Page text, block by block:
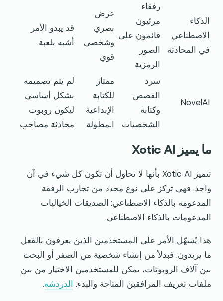
الذكاء
الاصطناعي
في المحادثة
رفقاء
مرئيون
قائمون على
الصور
الرمزية
عرض
بصري
وشخصي
قوي
قد يبدو الأمر
أشبه بلعبة.
NovelAI
سرد
القصص
وكتابة
الشخصيات
ممتاز
للكتابة
الإبداعية
المطولة
لم يتم تصميمه
بشكل أساسي
ليكون روبوت
محادثة مصاحب
ما يميز Xotic AI
تتميز Xotic AI بأنها لا تحاول أن تكون كل شيء في آن
واحد. فهي تركز على نوع محدد من تجارب الرفقة
المدعومة بالذكاء الاصطناعي: الصديقات الخياليات
المدعومات بالذكاء الاصطناعي.
هذا يُسهّل الأمر على المستخدمين الذين يعرفون بالفعل
ما يريدون. فبدلاً من إنشاء شخصية من الصفر أو البحث
بين آلاف الروبوتات، يمكن للمستخدمين الاختيار من بين
ملفات تعريف المرافقين المتاحة والبدء. الدردشة.